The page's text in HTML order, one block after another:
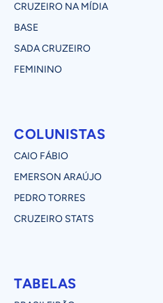
CRUZEIRO NA MÍDIA
BASE
SADA CRUZEIRO
FEMININO
COLUNISTAS
CAIO FÁBIO
EMERSON ARAÚJO
PEDRO TORRES
CRUZEIRO STATS
TABELAS